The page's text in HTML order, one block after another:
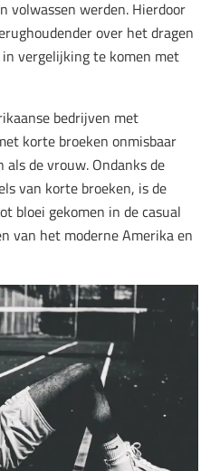
volwassen werden. Hierdoor
over het dragen
vergelijking te komen met
bedrijven met
korte broeken onmisbaar
de vrouw. Ondanks de
van korte broeken, is de
bloei gekomen in de casual
van het moderne Amerika en